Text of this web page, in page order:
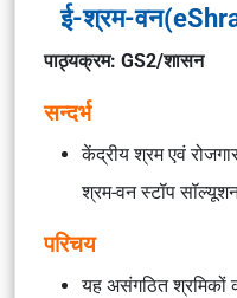
ई-श्रम-
पाठ्यक्रम: GS2/शासन
सन्दर्भ
केंद्रीय श्रम एवं
श्रम-वन स्टॉप
परिचय
यह असंगठित श्रमिकों